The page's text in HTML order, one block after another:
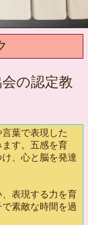
の認定教
葉で表現した
す。五感を育
、心と脳を発達
、表現する力を育
素敵な時間を過